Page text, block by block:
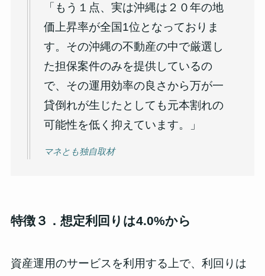
「もう１点、実は沖縄は２０年の地
価上昇率が全国1位となっておりま
す。その沖縄の不動産の中で厳選し
た担保案件のみを提供しているの
で、その運用効率の良さから万が一
貸倒れが生じたとしても元本割れの
可能性を低く抑えています。」
マネとも独自取材
特徴３．想定利回りは4.0%から
資産運用のサービスを利用する上で、利回りは